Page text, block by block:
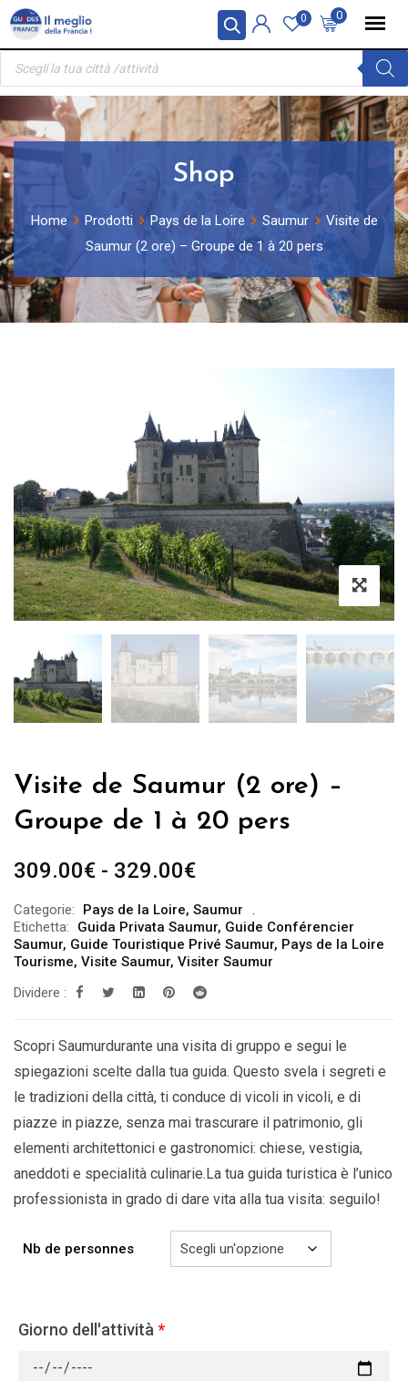
Pannello di gestione dei cookies
Skip
content
0
0
Ricerca
prodotti
Shop
Home Prodotti Pays de la Loire Saumur
Visite de
Saumur (2 ore) – Groupe de 1 à 20 pers
Visite de Saumur (2 ore) –
Groupe de 1 à 20 pers
309.00€ - 329.00€Fascia
prezzo:
da
309.00€
a
Categorie: Pays de la Loire, Saumur
Etichetta:
Guida Privata Saumur, Guide Conférencier
Saumur, Guide Touristique Privé Saumur, Pays de la Loire
Tourisme, Visite Saumur, Visiter Saumur
Dividere :
Scopri Saumurdurante una visita di gruppo e segui le
spiegazioni scelte dalla tua guida. Questo svela i segreti e
le tradizioni della città, ti conduce di vicoli in vicoli, e di
piazze in piazze, senza mai trascurare il patrimonio, gli
elementi architettonici e gastronomici: chiese, vestigia,
aneddoti e specialità culinarie.La tua guida turistica è l’unico
professionista in grado di dare vita alla tua visita: seguilo!
Nb de personnes
Giorno dell'attività *